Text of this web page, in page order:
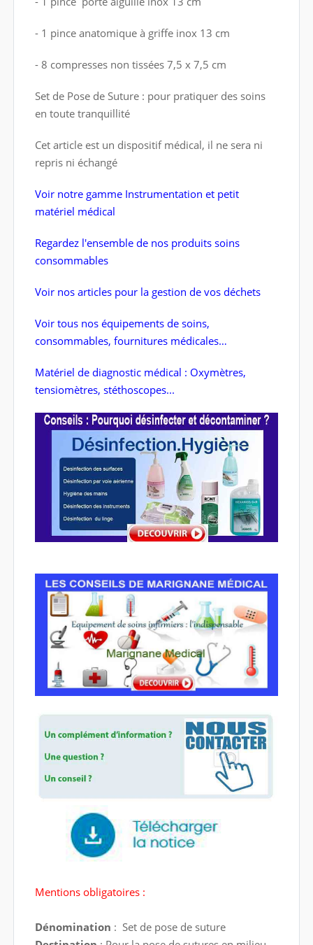
- 1 pince anatomique à griffe inox 13 cm
- 8 compresses non tissées 7,5 x 7,5 cm
Set de Pose de Suture : pour pratiquer des soins
en toute tranquillité
Cet article est un dispositif médical, il ne sera ni
repris ni échangé
Voir notre gamme Instrumentation et petit
matériel médical
Regardez l'ensemble de nos produits soins
consommables
Voir nos articles pour la gestion de vos déchets
Voir tous nos équipements de soins,
consommables, fournitures médicales…
Matériel de diagnostic médical : Oxymètres,
tensiomètres, stéthoscopes...
Mentions obligatoires :
Dénomination : Set de pose de suture